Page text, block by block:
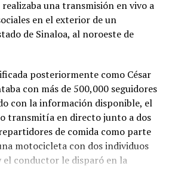
una transmisión en vivo a
en el exterior de un
de Sinaloa, al noroeste de
posteriormente como César
con más de 500,000 seguidores
con la información disponible, el
transmitía en directo junto a dos
de comida como parte
motocicleta con dos individuos
el conductor le disparó en la